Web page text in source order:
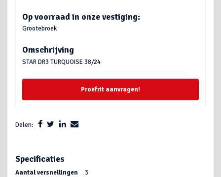
Op voorraad in onze vestiging:
Grootebroek
Omschrijving
STAR DR3 TURQUOISE 38/24
Proefrit aanvragen!
Delen:
Specificaties
Aantal versnellingen
3